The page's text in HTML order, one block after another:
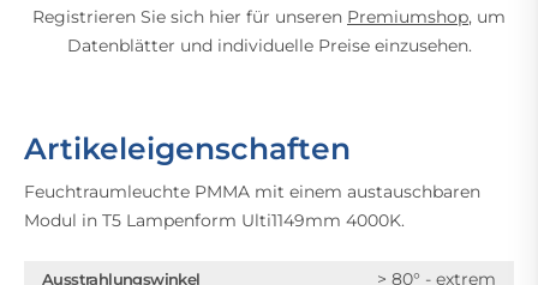
Registrieren Sie sich hier für unseren Premiumshop, um
Datenblätter und individuelle Preise einzusehen.
Artikeleigenschaften
Feuchtraumleuchte PMMA mit einem austauschbaren
Modul in T5 Lampenform Ulti1149mm 4000K.
Ausstrahlungswinkel
> 80° - extrem